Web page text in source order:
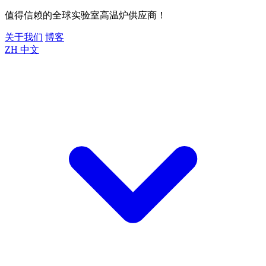
值得信赖的全球实验室高温炉供应商！
关于我们 博客
ZH 中文